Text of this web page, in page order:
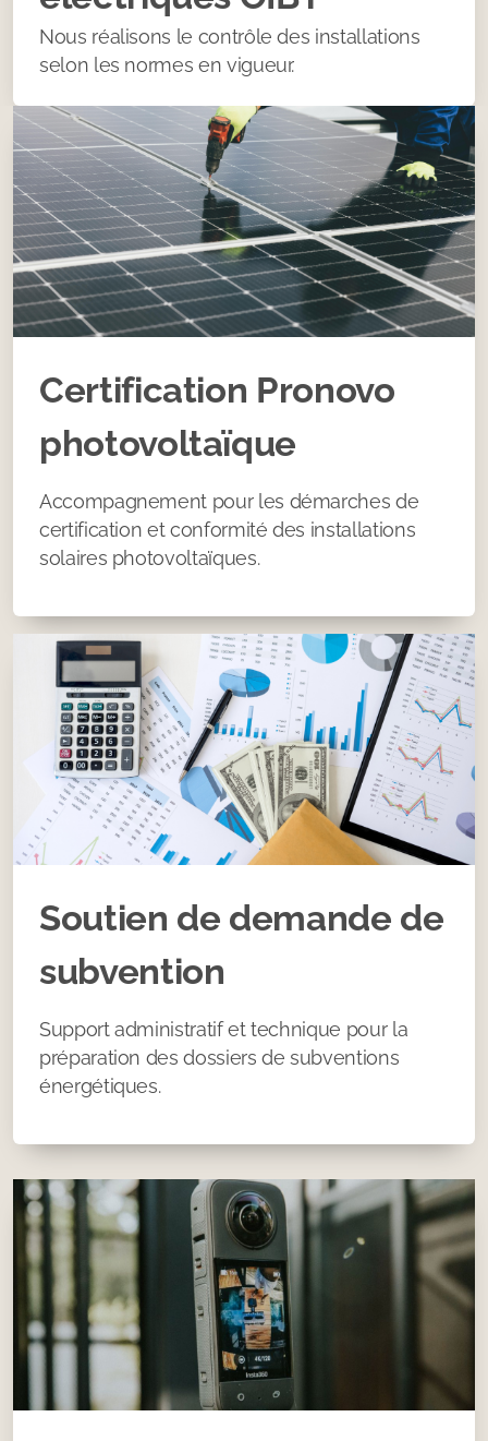
Nous réalisons le contrôle des installations
selon les normes en vigueur.
Certification Pronovo
photovoltaïque
Accompagnement pour les démarches de
certification et conformité des installations
solaires photovoltaïques.
Soutien de demande de
subvention
Support administratif et technique pour la
préparation des dossiers de subventions
énergétiques.